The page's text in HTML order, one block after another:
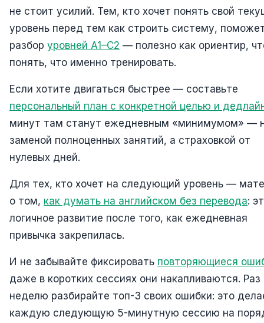
не стоит усилий. Тем, кто хочет понять свой
уровень перед тем как строить систему,
разбор уровней A1–C2 — полезно как ориентир,
понять, что именно тренировать.
Если хотите двигаться быстрее — составьте
персональный план с конкретной целью и
минут там станут ежедневным «минимумом» —
заменой полноценных занятий, а страховкой от
нулевых дней.
Для тех, кто хочет на следующий уровень —
о том, как думать на английском без перевода:
логичное развитие после того, как ежедневная
привычка закрепилась.
И не забывайте фиксировать повторяющиеся
даже в коротких сессиях они накапливаются. Раз
неделю разбирайте топ-3 своих ошибки: это
каждую следующую 5-минутную сессию на